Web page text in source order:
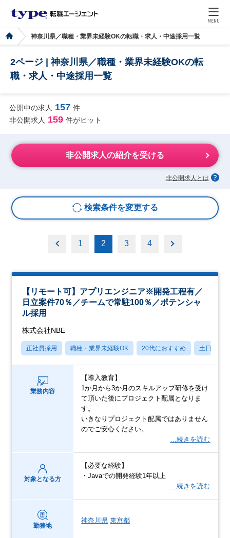
MENU
神奈川県／職種・業界未経験OKの転職・求人・中途採用一覧
2ページ | 神奈川県／職種・業界未経験OKの転
職・求人・中途採用一覧
公開中の求人 157 件
非公開求人 159 件がヒット
非公開求人の紹介を受ける
非公開求人とは
検索条件を変更する
1 2 3 4
【リモート可】アプリエンジニア※開発工程有／
日立案件70％／チームで常駐100％／ポテンシャ
ル採用
株式会社NBE
正社員採用 職種・業界未経験OK 20代におすすめ 土日祝休み
業務内容
【導入教育】
1か月から3か月のスキルアップ研修を受け
て頂いた後にプロジェクト配属となりま
す。
いきなりプロジェクト配属ではありません
のでご安心ください。
…続きを読む
対象となる方
【必要な経験】
・Javaでの開発経験1年以上
…続きを読む
勤務地
神奈川県 東京都